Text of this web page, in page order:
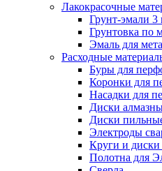
Лакокрасочные
Грунт-эмали 3
Грунтовка по
Эмаль для
Расходные
Буры для
Коронки для
Насадки для
Диски
Диски
Электроды
Круги и диски
Полотна для